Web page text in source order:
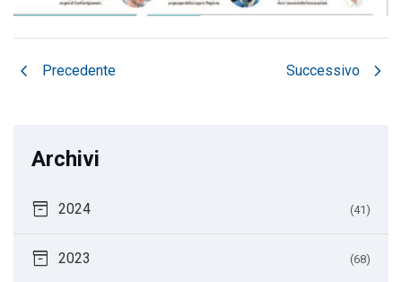
chevron_left Precedente Successivo chevron_right
Archivi
inventory_2 2024 (41)
inventory_2 2023 (68)